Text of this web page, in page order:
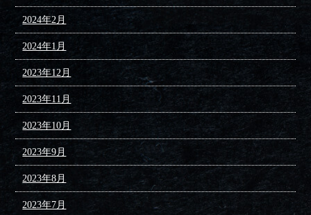
2024年2月
2024年1月
2023年12月
2023年11月
2023年10月
2023年9月
2023年8月
2023年7月